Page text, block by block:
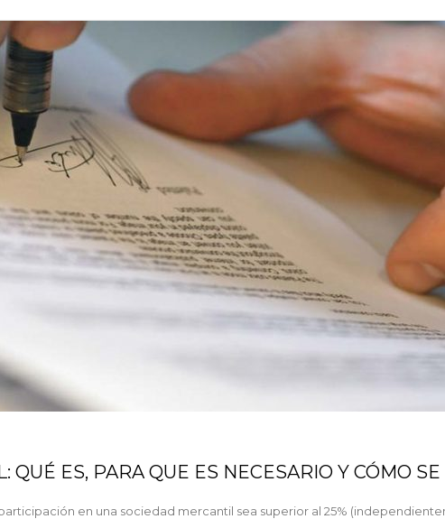
QUÉ ES, PARA QUE ES NECESARIO Y CÓMO
en una sociedad mercantil sea superior al 25%